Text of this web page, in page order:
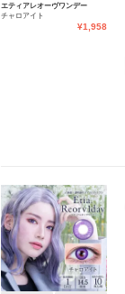
エティアレオーヴワンデー
チャロアイト
¥1,958